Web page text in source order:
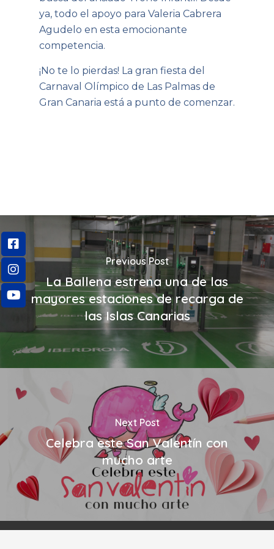
ya, todo el apoyo para Valeria Cabrera
Agudelo en esta emocionante
competencia.
¡No te lo pierdas! La gran fiesta del
Carnaval Olímpico de Las Palmas de
Gran Canaria está a punto de comenzar.
Previous Post
La Ballena estrena una de las
mayores estaciones de recarga de
las Islas Canarias
Next Post
Celebra este San Valentín con
mucho arte